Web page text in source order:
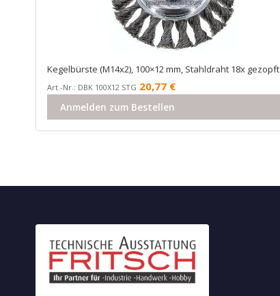
Kegelbürste (M14x2), 100×12 mm, Stahldraht 18x gezopft
Art.-Nr.: DBK 100X12 STG 20,77 €
Anmelden zum Bestellen